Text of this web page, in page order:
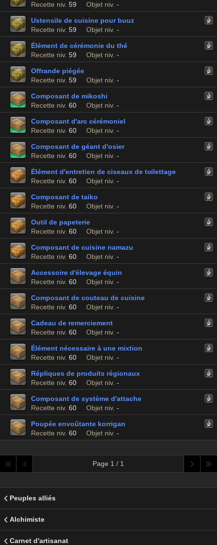
Recette niv. 59 Objet niv. -
Ustensile de cuisine pour buuz
Recette niv. 59 Objet niv. -
Élément de cérémonie du thé
Recette niv. 59 Objet niv. -
Offrande piégée
Recette niv. 59 Objet niv. -
Composant de mikoshi
Recette niv. 60 Objet niv. -
Composant d'arc cérémoniel
Recette niv. 60 Objet niv. -
Composant de géant d'osier
Recette niv. 60 Objet niv. -
Élément d'entretien de ciseaux de toilettage
Recette niv. 60 Objet niv. -
Composant de taiko
Recette niv. 60 Objet niv. -
Outil de papeterie
Recette niv. 60 Objet niv. -
Composant de cuisine namazu
Recette niv. 60 Objet niv. -
Accessoire d'élevage équin
Recette niv. 60 Objet niv. -
Composant de couteau de cuisine
Recette niv. 60 Objet niv. -
Cadeau de remerciement
Recette niv. 60 Objet niv. -
Élément nécessaire à une mixtion
Recette niv. 60 Objet niv. -
Répliques de produits régionaux
Recette niv. 60 Objet niv. -
Composant de système d'attache
Recette niv. 60 Objet niv. -
Poupée envoûtante korrigan
Recette niv. 60 Objet niv. -
Page 1 / 1
Peuples alliés
Alchimiste
Carnet d'artisanat